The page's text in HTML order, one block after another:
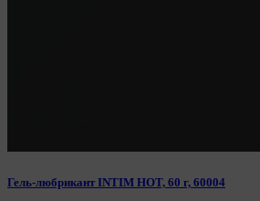
Гель-любрикант INTIM HOT, 60 г, 60004